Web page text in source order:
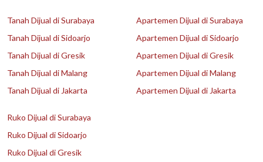
Tanah Dijual di Surabaya
Tanah Dijual di Sidoarjo
Tanah Dijual di Gresik
Tanah Dijual di Malang
Tanah Dijual di Jakarta
Apartemen Dijual di Surabaya
Apartemen Dijual di Sidoarjo
Apartemen Dijual di Gresik
Apartemen Dijual di Malang
Apartemen Dijual di Jakarta
Ruko Dijual di Surabaya
Ruko Dijual di Sidoarjo
Ruko Dijual di Gresik